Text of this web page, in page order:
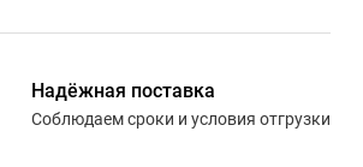
Надёжная поставка
Соблюдаем сроки и условия отгрузки